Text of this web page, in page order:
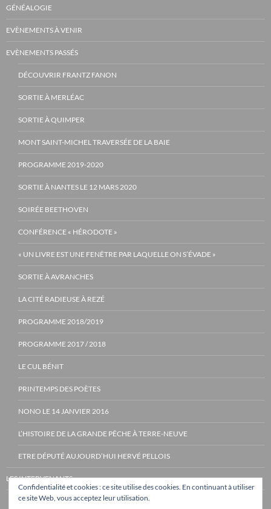
GÉNÉALOGIE
EVÈNEMENTS À VENIR
EVÈNEMENTS PASSÉS
DÉCOUVRIR FRANTZ FANON
SORTIE À MERLÉAC
SORTIE À QUIMPER
MONT SAINT-MICHEL TRAVERSÉE DE LA BAIE
PROGRAMME 2019-2020
SORTIE À NANTES LE 12 MARS 2020
SOIRÉE BEETHOVEN
CONFÉRENCE « HÉRODOTE »
« UN LIVRE EST UNE FENÊTRE PAR LAQUELLE ON S’ÉVADE »
SORTIE À AVRANCHES
LA CITÉ RADIEUSE À REZÉ
PROGRAMME 2018/2019
PROGRAMME 2017 / 2018
LE CUL BÉNIT
PRINTEMPS DES POÈTES
NONO LE 14 JANVIER 2016
L’HISTOIRE DE LA GRANDE PÊCHE À TERRE-NEUVE
ETRE DÉPUTÉ AUJOURD’HUI HERVÉ PELLOIS
LES INTERVENANTS
Confidentialité et cookies : ce site utilise des cookies. En continuant à utiliser
ce site Web, vous acceptez leur utilisation.